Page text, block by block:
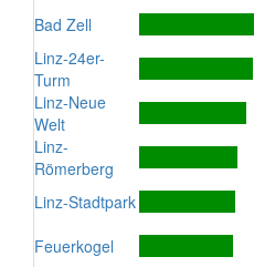
Bad Zell
Linz-24er-
Turm
Linz-Neue
Welt
Linz-
Römerberg
Linz-Stadtpark
Feuerkogel